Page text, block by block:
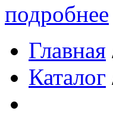
подробнее
Главная
Каталог